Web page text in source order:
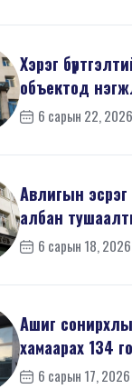
Хэрэг
объектод
хүнийг
6 сарын 22, 2026
Авлигын
албан
6 сарын 18, 2026
Ашиг
хамаарах 134
мэдээллийг
6 сарын 17, 2026